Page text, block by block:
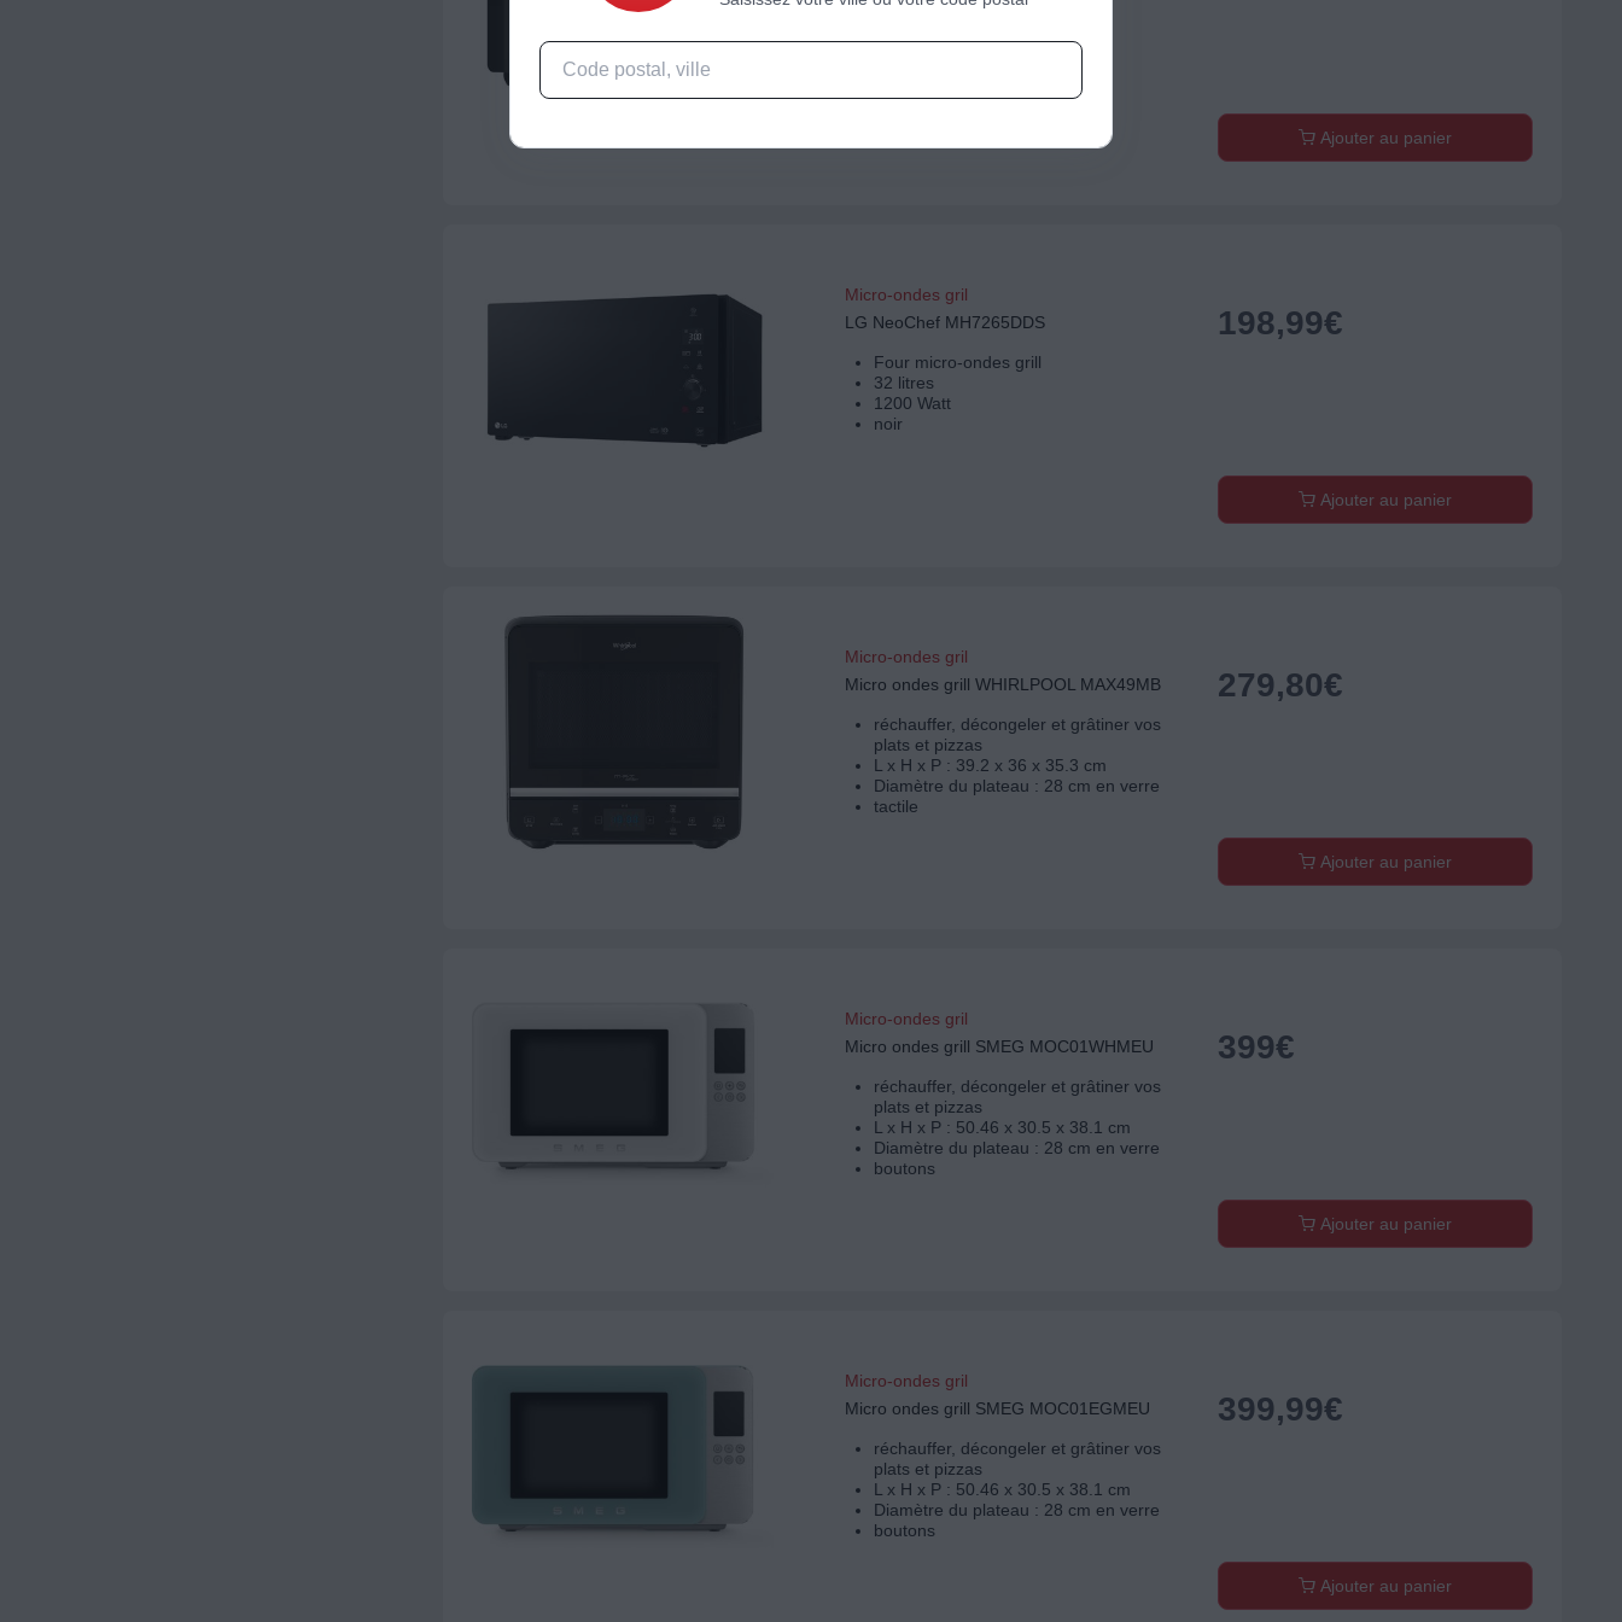
800 Watt
Ajouter au panier
Micro-ondes gril
LG NeoChef MH7265DDS
Four micro-ondes grill
32 litres
1200 Watt
noir
198,99€
Ajouter au panier
Micro-ondes gril
Micro ondes grill WHIRLPOOL MAX49MB
réchauffer, décongeler et grâtiner vos
plats et pizzas
L x H x P : 39.2 x 36 x 35.3 cm
Diamètre du plateau : 28 cm en verre
tactile
279,80€
Ajouter au panier
Micro-ondes gril
Micro ondes grill SMEG MOC01WHMEU
réchauffer, décongeler et grâtiner vos
plats et pizzas
L x H x P : 50.46 x 30.5 x 38.1 cm
Diamètre du plateau : 28 cm en verre
boutons
399€
Ajouter au panier
Micro-ondes gril
Micro ondes grill SMEG MOC01EGMEU
réchauffer, décongeler et grâtiner vos
plats et pizzas
L x H x P : 50.46 x 30.5 x 38.1 cm
Diamètre du plateau : 28 cm en verre
boutons
399,99€
Ajouter au panier